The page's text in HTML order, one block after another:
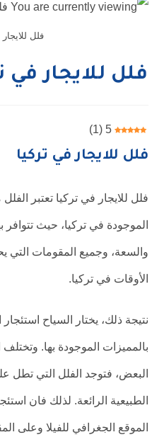
فلل
فلل للايجار في
5
(
1
)
فلل للايجار في تركيا
فلل للايجار في تركيا تعتبر
الموجودة في تركيا، حيث تتوافر
والسعة، وجميع المقومات التي
الأوقات في تركيا.
نتيجة ذلك، يختار السياح
بالمميزات الموجودة بها.
البعض، فتوجد الفلل التي تطل
الطبيعية الرائعة. لذلك فان
الموقع الجغرافي للفيلا وعلى